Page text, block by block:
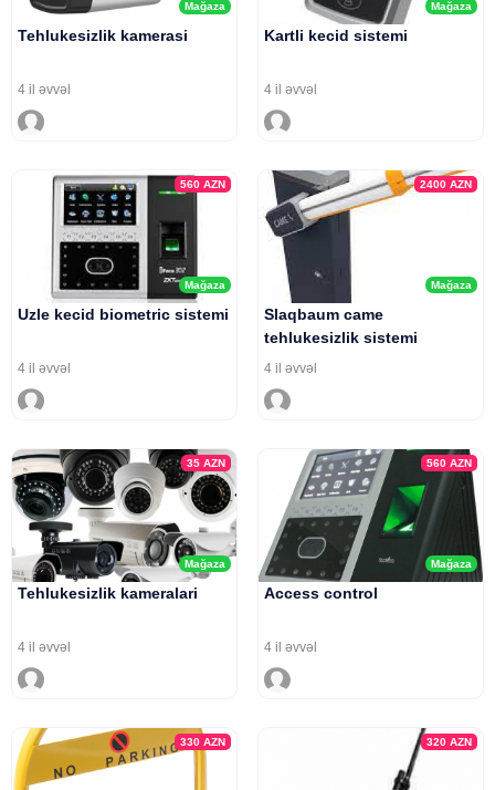
Mağaza
Tehlukesizlik kamerasi
4 il əvvəl
Mağaza
Kartli kecid sistemi
4 il əvvəl
Mağaza
560AZN
Uzle kecid biometric sistemi
4 il əvvəl
Mağaza
2400 AZN
Slaqbaum came
tehlukesizlik sistemi
4 il əvvəl
Mağaza
35AZN
Tehlukesizlik kameralari
4 il əvvəl
Mağaza
560 AZN
Access control
4 il əvvəl
330AZN 320 AZN